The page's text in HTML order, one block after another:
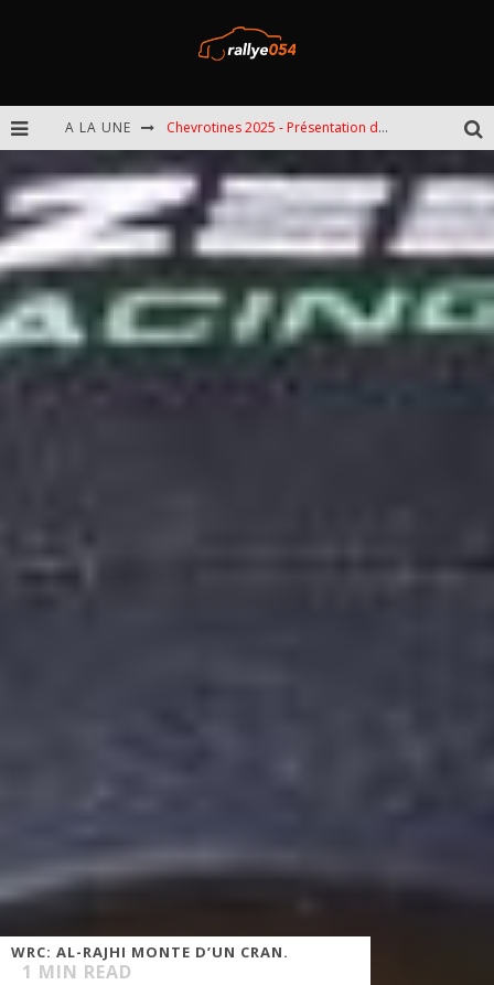
A LA UNE Chevrotines 2025 - Présentation de l'épreuve
EBR 2025 - Présentation de l'épreuve
WRC: AL-RAJHI MONTE D’UN CRAN.
1 MIN READ